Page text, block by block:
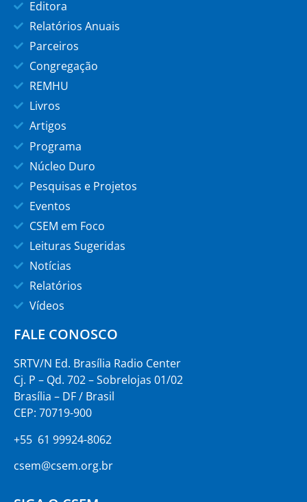
Editora
Relatórios Anuais
Parceiros
Congregação
REMHU
Livros
Artigos
Programa
Núcleo Duro
Pesquisas e Projetos
Eventos
CSEM em Foco
Leituras Sugeridas
Notícias
Relatórios
Vídeos
FALE CONOSCO
SRTV/N Ed. Brasília Radio Center
Cj. P – Qd. 702 – Sobrelojas 01/02
Brasília – DF / Brasil
CEP: 70719-900
+55 61 99924-8062
csem@csem.org.br